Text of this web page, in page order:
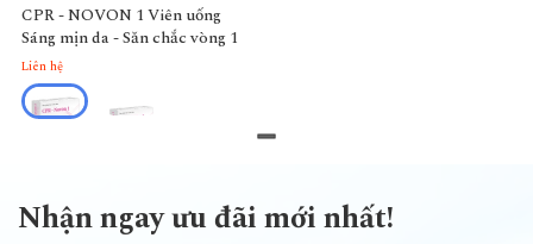
CPR - NOVON 1 Viên uống
Sáng mịn da - Săn chắc vòng 1
Liên hệ
Nhận ngay ưu đãi mới nhất!